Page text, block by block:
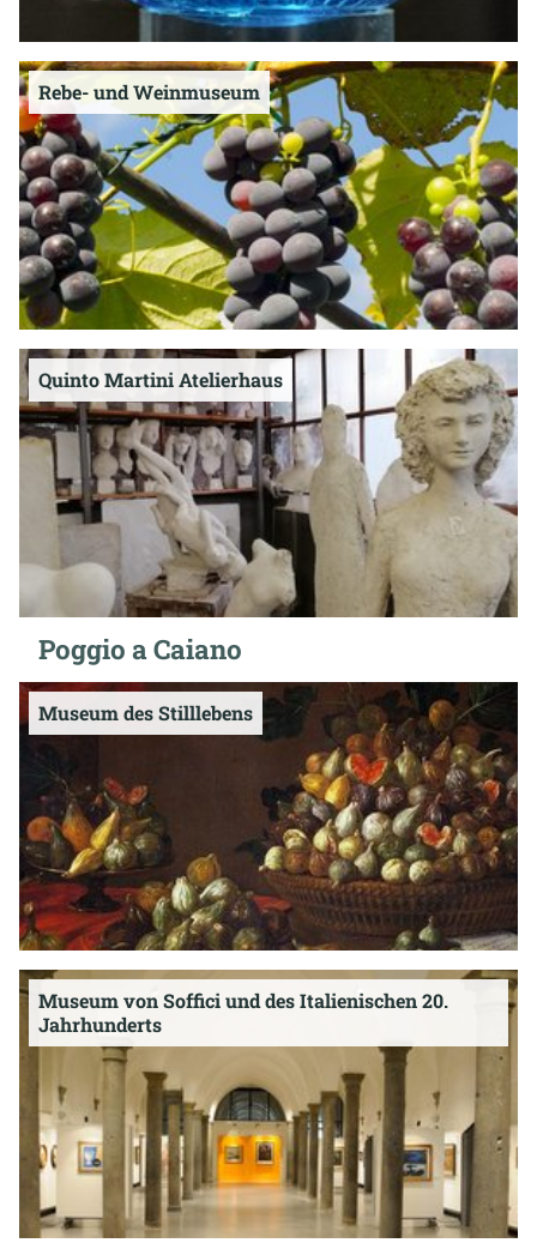
Rebe- und Weinmuseum
Quinto Martini Atelierhaus
Poggio a Caiano
Museum des Stilllebens
Museum von Soffici und des Italienischen 20.
Jahrhunderts